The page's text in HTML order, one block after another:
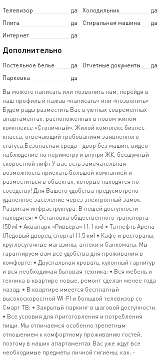
Телевизор да Холодильник
да
Плита
да Стиральная машина
да
Интернет
да
Дополнительно
Постельное белье да Отчетные документы
да
Парковка
да
Вы можете написать или позвонить нам, перейдя в
наш профиль и нажав «написать» или «позвонить»
Будем рады разместить Вас в уютных современных
апартаментах, расположенных в новом жилом
комплексе «Столичный». Жилой комплекс бизнес-
класса, отвечающий требованиям заявленного
статуса.Безопасная среда - двор без машин, видео
наблюдение по периметру и внутри ЖК, бесшумный
скоростной лифт У вас есть замечательная
возможность приехать большой компанией и
разместиться в объектах, которые находятся по
соседству! Для Вашего удобства предусмотрено
удаленное заселение через электронный замок.
Развитая инфраструктура. В пешей доступности
находятся: • Остановка общественного транспорта
(50 м) • Аквапарк «Ривьера» (1.1 км) • Татнефть Арена
(Ледовый дворец спорта) (1.5 км) • Кафе и рестораны,
круглосуточные магазины, аптеки и банкоматы. Мы
гарантируем вам все удобства для проживания в
комфорте: • Двуспальная кровать, кухонный гарнитур
и вся необходимая бытовая техника; • Вся мебель и
техника в квартире новые, ремонт сделан менее года
назад; • В квартире имеется бесплатный
высокоскоростной WI-FI и большой телевизор со
Смарт ТВ; • Закрытый паркинг в шаговой доступности.
• Все условия для приготовления и потребления
пищи. Мы отличаемся особенно трепетным
отношением к комфортному проживанию гостей,
поэтому в наших апартаментах Вас уже ждут все
необходимые предметы личной гигиены, как: -